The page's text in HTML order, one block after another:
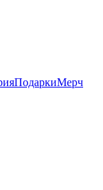
ПодаркиМерч